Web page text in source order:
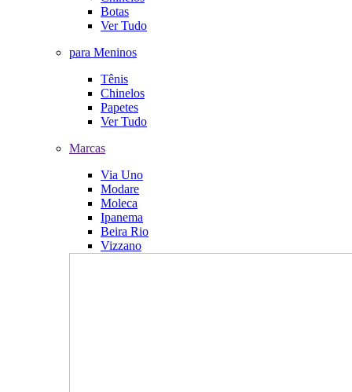
Botas
Ver Tudo
para Meninos
Tênis
Chinelos
Papetes
Ver Tudo
Marcas
Via Uno
Modare
Moleca
Ipanema
Beira Rio
Vizzano